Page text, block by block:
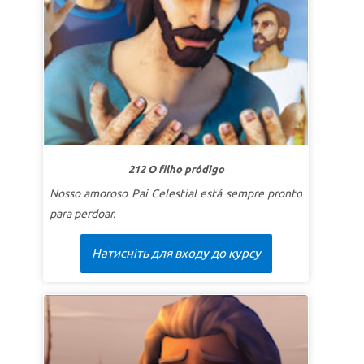
SuperVerdade:Jesus conhece minhas fraquezas.
SuperVersículo“Jesus entende cada fraqueza
nossa, porque Ele foi tentado de todas as
maneiras que nós somos. Mas Ele não pecou!”
Hebreus 4:15 (CEV)
LIÇÃO 2: JESUS CHAMA ME
SuperVerdade:Jesus chama me quando eu falho.
“Se um homem tiver cem ovelhas
deixará as outras noventa e nove no deserto e irá
procurar aquela que se perdeu até encontrá-la?”
LIÇÃO 3: JESUS AMA ME
SuperVerdade:
Jesus ama me, não importa o que
SuperVersículo
“Nenhum poder no céu acima ou
212 O filho pródigo
Nosso amoroso Pai Celestial está sempre pronto
para perdoar.
Натисніть для входу до курсу